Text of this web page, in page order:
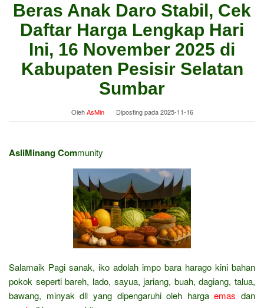
Beras Anak Daro Stabil, Cek
Daftar Harga Lengkap Hari
Ini, 16 November 2025 di
Kabupaten Pesisir Selatan
Sumbar
OlehAsMin Diposting pada2025-11-16
AsliMinang Community
Salamaik Pagi sanak, iko adolah impo bara harago kini bahan
pokok seperti bareh, lado, sayua, jariang, buah, dagiang, talua,
bawang, minyak dll yang dipengaruhi oleh hargaemas dan